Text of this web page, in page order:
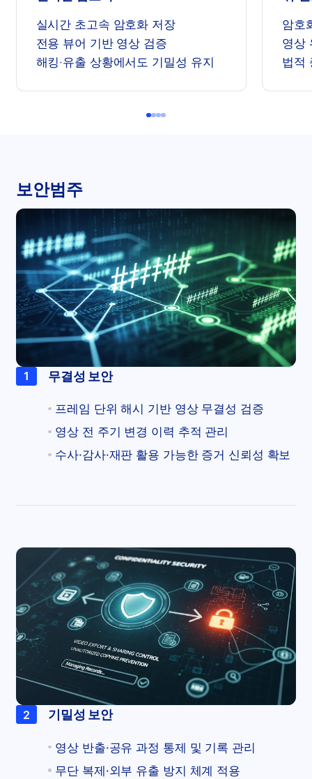
실시간 초고속 암호화 저장
전용 뷰어 기반 영상 검증
해킹·유출 상황에서도 기밀성 유지
암호
영상
법적
보안범주
1 무결성 보안
프레임 단위 해시 기반 영상 무결성 검증
영상 전 주기 변경 이력 추적 관리
수사·감사·재판 활용 가능한 증거 신뢰성 확보
2 기밀성 보안
영상 반출·공유 과정 통제 및 기록 관리
무단 복제·외부 유출 방지 체계 적용